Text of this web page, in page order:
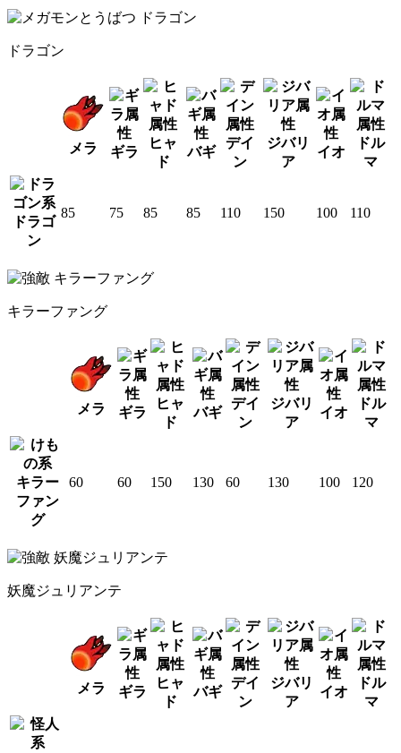
ドラゴン
メラ ギラ
ヒャ
ド
バギ
デイ
ン
ジバリ
ア
イオ
ドル
マ
ドラゴ
ン
85 75 85 85 110 150 100 110
キラーファング
メラ ギラ
ヒャ
ド
バギ
デイ
ン
ジバリ
ア
イオ
ドル
マ
キラー
ファン
グ
60 60 150 130 60 130 100 120
妖魔ジュリアンテ
メラ ギラ
ヒャ
ド
バギ
デイ
ン
ジバリ
ア
イオ
ドル
マ